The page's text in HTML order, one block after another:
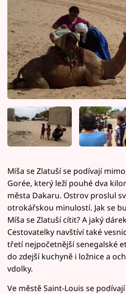
Míša se Zlatuší se podívají
Gorée, který leží pouhé dva
města Dakaru. Ostrov proslul
otrokářskou minulostí. Jak se
Míša se Zlatuší cítit? A jaký
Cestovatelky navštíví také
třetí nejpočetnější senegalské
do zdejší kuchyně i ložnice a
vdolky.
Ve městě Saint-Louis se